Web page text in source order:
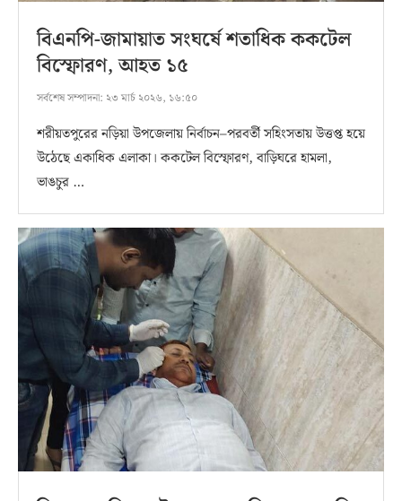
বিএনপি-জামায়াত সংঘর্ষে শতাধিক ককটেল
বিস্ফোরণ, আহত ১৫
সর্বশেষ সম্পাদনা: ২৩ মার্চ ২০২৬, ১৬:৫০
শরীয়তপুরের নড়িয়া উপজেলায় নির্বাচন–পরবর্তী সহিংসতায় উত্তপ্ত হয়ে
উঠেছে একাধিক এলাকা। ককটেল বিস্ফোরণ, বাড়িঘরে হামলা,
ভাঙচুর …